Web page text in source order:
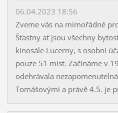
06.04.2023 18:56
Zveme vás na mimořádné
Šťastny ať jsou všechny
kinosále Lucerny, s osobní
pouze 51 míst. Začínáme v
odehrávala
Tomášovými a právě 4.5. je